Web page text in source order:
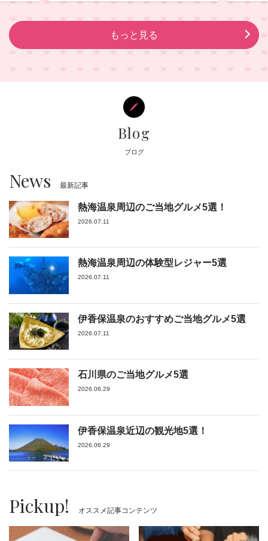
。
もっと見る
Blog
ブログ
News 最新記事
熱海温泉周辺のご当地グルメ5選！
2026.07.11
熱海温泉周辺の体験型レジャー5選
2026.07.11
伊香保温泉のおすすめご当地グルメ5選
2026.07.11
石川県のご当地グルメ5選
2026.06.29
伊香保温泉近辺の観光地5選！
2026.06.29
Pickup! オススメ記事コンテンツ